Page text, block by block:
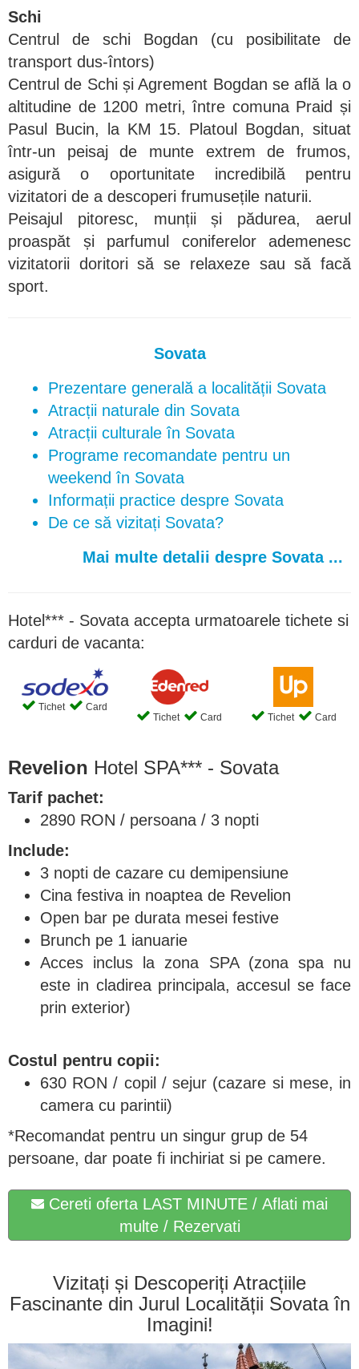
Schi
Centrul de schi Bogdan (cu posibilitate de
transport dus-întors)
Centrul de Schi și Agrement Bogdan se află la o
altitudine de 1200 metri, între comuna Praid și
Pasul Bucin, la KM 15. Platoul Bogdan, situat
într-un peisaj de munte extrem de frumos,
asigură o oportunitate incredibilă pentru
vizitatori de a descoperi frumusețile naturii.
Peisajul pitoresc, munții și pădurea, aerul
proaspăt și parfumul coniferelor ademenesc
vizitatorii doritori să se relaxeze sau să facă
sport.
Sovata
Prezentare generală a localității Sovata
Atracții naturale din Sovata
Atracții culturale în Sovata
Programe recomandate pentru un
weekend în Sovata
Informații practice despre Sovata
De ce să vizitați Sovata?
Mai multe detalii despre Sovata ...
Hotel*** - Sovata accepta urmatoarele tichete si
carduri de vacanta:
Tichet
Card
Tichet
Card Tichet Card
Revelion Hotel SPA*** - Sovata
Tarif pachet:
2890 RON / persoana / 3 nopti
Include:
3 nopti de cazare cu demipensiune
Cina festiva in noaptea de Revelion
Open bar pe durata mesei festive
Brunch pe 1 ianuarie
Acces inclus la zona SPA (zona spa nu
este in cladirea principala, accesul se face
prin exterior)
Costul pentru copii:
630 RON / copil / sejur (cazare si mese, in
camera cu parintii)
*Recomandat pentru un singur grup de 54
persoane, dar poate fi inchiriat si pe camere.
Cereti oferta LAST MINUTE / Aflati mai
multe / Rezervati
Vizitați și Descoperiți Atracțiile
Fascinante din Jurul Localității Sovata în
Imagini!